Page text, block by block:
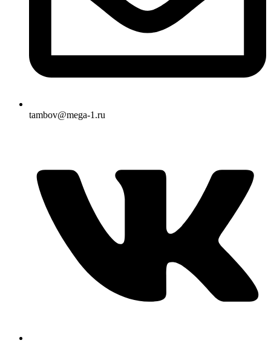
tambov@mega-1.ru